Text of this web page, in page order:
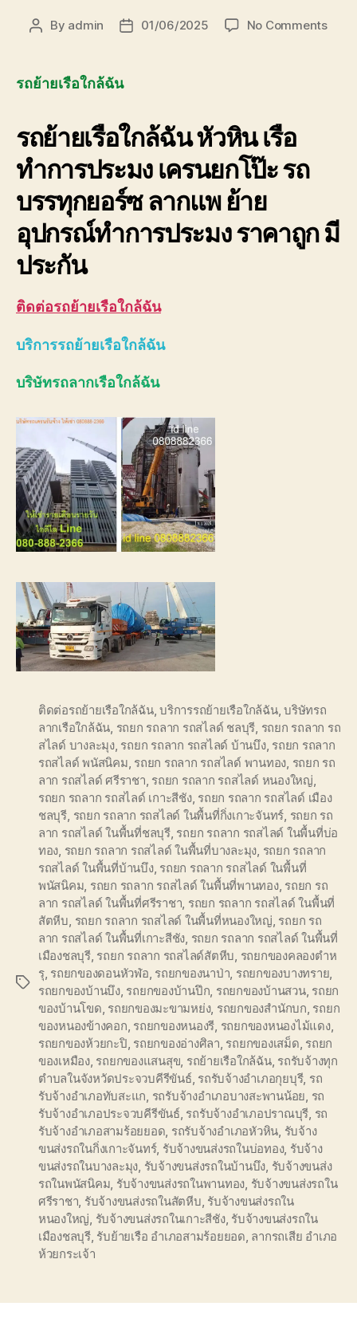
Post
By admin
Post01/06/2025 No Commentson
รถย้ายเรือใกล้ฉัน
รถย้ายเรือใกล้ฉันหัวหิน เรือ
ทำการประมง เครนยกโป๊ะ รถ
บรรทุกยอร์ซ ลากแพ ย้าย
อุปกรณ์ทำการประมง ราคาถูก มี
ประกัน
ติดต่อรถย้ายเรือใกล้ฉัน
บริการรถย้ายเรือใกล้ฉัน
บริษัทรถลากเรือใกล้ฉัน
Tags
ติดต่อรถย้ายเรือใกล้ฉัน,บริการรถย้ายเรือใกล้ฉัน,บริษัทรถ
ลากเรือใกล้ฉัน รถยก รถลาก รถสไลด์ ชลบุรี รถยก รถลาก รถ
สไลด์ บางละมุง, รถยก รถลาก รถสไลด์ บ้านบึง, รถยก รถลาก
รถสไลด์ พนัสนิคม รถยก รถลาก รถสไลด์ พานทอง รถยก รถ
ลาก รถสไลด์ ศรีราชา รถยก รถลาก รถสไลด์ หนองใหญ่
รถยก รถลาก รถสไลด์ เกาะสีชัง, รถยก รถลาก รถสไลด์ เมือง
ชลบุรี รถยก รถลาก รถสไลด์ ในพื้นที่กิ่งเกาะจันทร์ รถยก รถ
ลาก รถสไลด์ ในพื้นที่ชลบุรี, รถยก รถลาก รถสไลด์ ในพื้นที่บ่อ
ทอง รถยก รถลาก รถสไลด์ ในพื้นที่บางละมุง รถยก รถลาก
รถสไลด์ ในพื้นที่บ้านบึง, รถยก รถลาก รถสไลด์ ในพื้นที่
พนัสนิคม รถยก รถลาก รถสไลด์ ในพื้นที่พานทอง, รถยก รถ
ลาก รถสไลด์ ในพื้นที่ศรีราชา รถยก รถลาก รถสไลด์ ในพื้นที่
สัตหีบ รถยก รถลาก รถสไลด์ ในพื้นที่หนองใหญ่ รถยก รถ
ลาก รถสไลด์ ในพื้นที่เกาะสีชัง รถยก รถลาก รถสไลด์ ในพื้นที่
เมืองชลบุรี, รถยก รถลาก รถสไลด์สัตหีบ รถยกของคลองตำห
รุ, รถยกของดอนหัวฬ่อ รถยกของนาป่า รถยกของบางทราย
รถยกของบ้านบึง, รถยกของบ้านปึก รถยกของบ้านสวน, รถยก
ของบ้านโขด รถยกของมะขามหย่ง, รถยกของสำนักบก รถยก
ของหนองข้างคอก รถยกของหนองรี รถยกของหนองไม้แดง,
รถยกของห้วยกะปิ รถยกของอ่างศิลา รถยกของเสม็ด รถยก
ของเหมือง, รถยกของแสนสุข รถย้ายเรือใกล้ฉัน, รถรับจ้างทุก
ตำบลในจังหวัดประจวบคีรีขันธ์, รถรับจ้างอำเภอกุยบุรี, รถ
รับจ้างอำเภอทับสะแก รถรับจ้างอำเภอบางสะพานน้อย รถ
รับจ้างอำเภอประจวบคีรีขันธ์, รถรับจ้างอำเภอปราณบุรี รถ
รับจ้างอำเภอสามร้อยยอด รถรับจ้างอำเภอหัวหิน รับจ้าง
ขนส่งรถในกิ่งเกาะจันทร์, รับจ้างขนส่งรถในบ่อทอง, รับจ้าง
ขนส่งรถในบางละมุง รับจ้างขนส่งรถในบ้านบึง รับจ้างขนส่ง
รถในพนัสนิคม รับจ้างขนส่งรถในพานทอง รับจ้างขนส่งรถใน
ศรีราชา รับจ้างขนส่งรถในสัตหีบ รับจ้างขนส่งรถใน
หนองใหญ่ รับจ้างขนส่งรถในเกาะสีชัง, รับจ้างขนส่งรถใน
เมืองชลบุรี, รับย้ายเรือ อำเภอสามร้อยยอด ลากรถเสีย อำเภอ
ห้วยกระเจ้า